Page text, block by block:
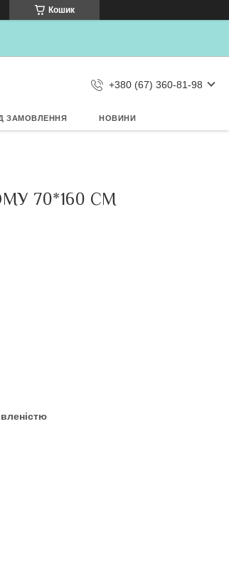
metrtkani.com
Дозволити
×
Кошик
+380 (67) 360-81-98
ЗАМОВЛЕННЯ НОВИНИ
70*160 СМ